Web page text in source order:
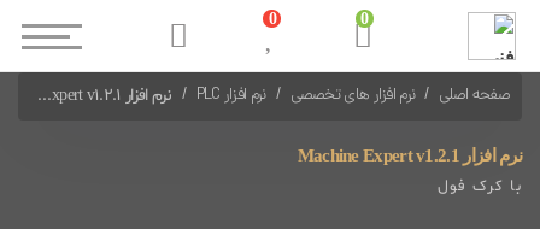
صفحه اصلی نرم افزار های تخصصی
نرم افزار PLC
نرم افزارهای PLC Schneider
نرم افزار Machine Expert v1.2.1
نرم افزار Machine Expert v1.2.1
با کرک فول
0
0